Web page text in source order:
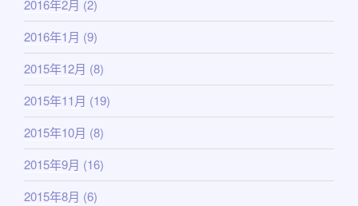
2016年2月 (2)
2016年1月 (9)
2015年12月 (8)
2015年11月 (19)
2015年10月 (8)
2015年9月 (16)
2015年8月 (6)